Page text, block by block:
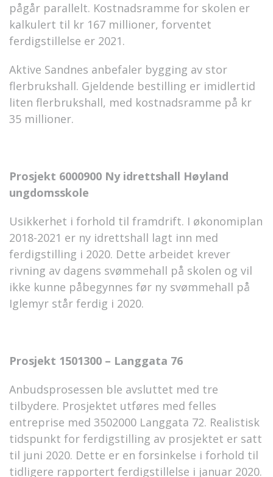
pågår parallelt. Kostnadsramme for skolen er
kalkulert til kr 167 millioner, forventet
ferdigstillelse er 2021.
Aktive Sandnes anbefaler bygging av stor
flerbrukshall. Gjeldende bestilling er imidlertid
liten flerbrukshall, med kostnadsramme på kr
35 millioner.
Prosjekt 6000900 Ny idrettshall Høyland
ungdomsskole
Usikkerhet i forhold til framdrift. I økonomiplan
2018-2021 er ny idrettshall lagt inn med
ferdigstilling i 2020. Dette arbeidet krever
rivning av dagens svømmehall på skolen og vil
ikke kunne påbegynnes før ny svømmehall på
Iglemyr står ferdig i 2020.
Prosjekt 1501300 – Langgata 76
Anbudsprosessen ble avsluttet med tre
tilbydere. Prosjektet utføres med felles
entreprise med 3502000 Langgata 72. Realistisk
tidspunkt for ferdigstilling av prosjektet er satt
til juni 2020. Dette er en forsinkelse i forhold til
tidligere rapportert ferdigstillelse i januar 2020.